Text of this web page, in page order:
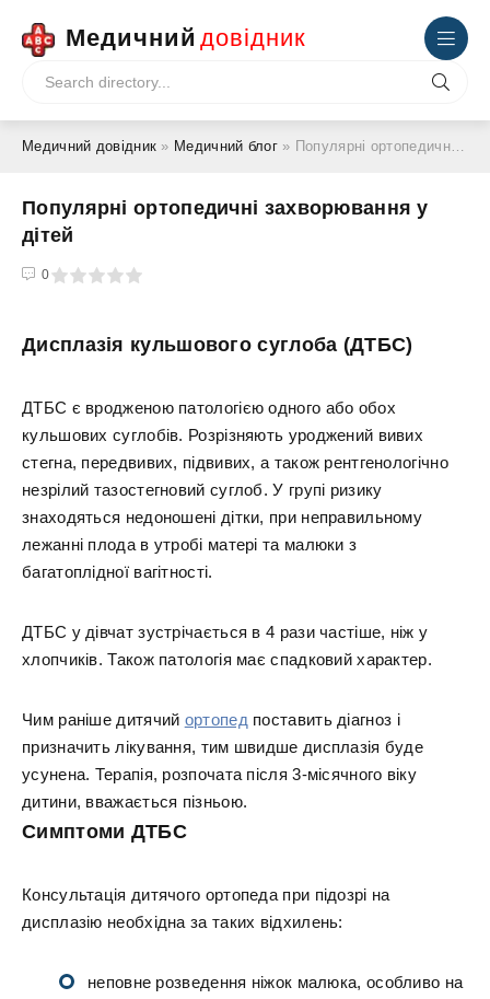
Медичний довідник
Медичний довідник » Медичний блог» Популярні ортопедичні захворювання у дітей
Популярні ортопедичні захворювання у
дітей
0
5
Дисплазія кульшового суглоба (ДТБС)
ДТБС є вродженою патологією одного або обох
кульшових суглобів. Розрізняють уроджений вивих
стегна, передвивих, підвивих, а також рентгенологічно
незрілий тазостегновий суглоб. У групі ризику
знаходяться недоношені дітки, при неправильному
лежанні плода в утробі матері та малюки з
багатоплідної вагітності.
ДТБС у дівчат зустрічається в 4 рази частіше, ніж у
хлопчиків. Також патологія має спадковий характер.
Чим раніше дитячий ортопед поставить діагноз і
призначить лікування, тим швидше дисплазія буде
усунена. Терапія, розпочата після 3-місячного віку
дитини, вважається пізньою.
Симптоми ДТБС
Консультація дитячого ортопеда при підозрі на
дисплазію необхідна за таких відхилень:
неповне розведення ніжок малюка, особливо на